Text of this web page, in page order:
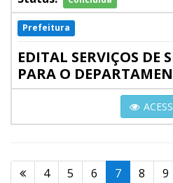
Prefeitura
EDITAL SERVIÇOS DE
PARA O
4 5 6 7 8 9